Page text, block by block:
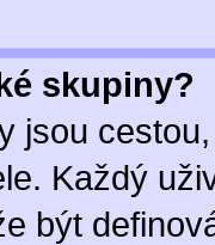
skupiny?
jsou
Každý
být